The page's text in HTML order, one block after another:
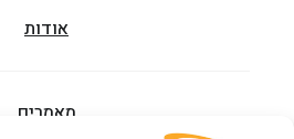
אודות
מאמרים